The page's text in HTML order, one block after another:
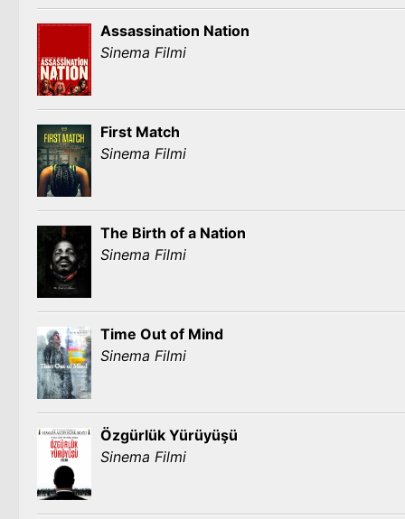
Assassination Nation
Sinema Filmi
First Match
Sinema Filmi
The Birth of a Nation
Sinema Filmi
Time Out of Mind
Sinema Filmi
Özgürlük Yürüyüşü
Sinema Filmi